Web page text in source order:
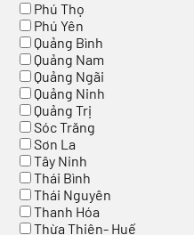
Phú Thọ
Phú Yên
Quảng Bình
Quảng Nam
Quảng Ngãi
Quảng Ninh
Quảng Trị
Sóc Trăng
Sơn La
Tây Ninh
Thái Bình
Thái Nguyên
Thanh Hóa
Thừa Thiên- Huế